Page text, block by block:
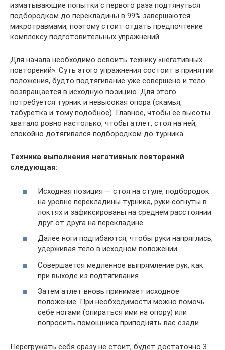
изматывающие попытки с первого раза подтянуться
подбородком до перекладины в 99% завершаются
микротравмами, поэтому стоит отдать предпочтение
комплексу подготовительных упражнений.
Для начала необходимо освоить технику «негативных
повторений». Суть этого упражнения состоит в принятии
положения, будто подтягивание уже совершено и тело
возвращается в исходную позицию. Для этого
потребуется турник и невысокая опора (скамья,
табуретка и тому подобное). Главное, чтобы ее высоты
хватало ровно настолько, чтобы атлет, стоя на ней,
спокойно дотягивался подбородком до турника.
Техника выполнения негативных повторений
следующая:
Исходная позиция — стоя на стуле, подбородок
на уровне перекладины турника, руки согнуты в
локтях и зафиксированы на среднем расстоянии
друг от друга на перекладине.
Далее ноги подгибаются, чтобы руки напряглись,
удерживая тело в исходном положении.
Совершается медленное выпрямление рук, как
при выходе из подтягивания.
Затем атлет вновь принимает исходное
положение. При необходимости можно помочь
себе ногами (опираться ими на опору) или
попросить помощника приподнять вас сзади.
Перегружать себя сразу не стоит, будет достаточно 3